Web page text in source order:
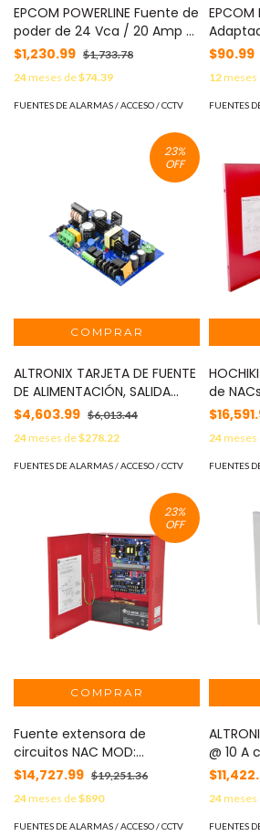
EPCOM POWERLINE Fuente de
poder de 24 Vca / 20 Amp /
Voltaje de entrada de 110 Vca
MOD: PLK24AC20A
$1,230.99 $1,733.78
24meses de$74.39
FUENTES DE ALARMAS / ACCESO / CCTV
EPCOM
Voltaje
240
Vcc de
$90.99
12meses
FUENTES
23%
OFF
ALTRONIX TARJETA DE FUENTE
DE ALIMENTACIÓN, SALIDA
ÚNICA, 12/24 V CC A 6 A, 115 V
CA MOD: OLS-180
$4,603.99 $6,013.44
24meses de$278.22
FUENTES DE ALARMAS / ACCESO / CCTV
de
Rojo
24meses
FUENTES
23%
OFF
Fuente extensora de
circuitos NAC MOD:
AL1002ULADA
$14,727.99 $19,251.36
24meses de$890
FUENTES DE ALARMAS / ACCESO / CCTV
@ 10 A
control
Acceso,
24meses
FUENTES